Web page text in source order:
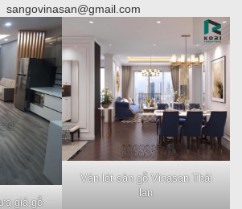
sangovinasan@gmail.com
giả gỗ
Ván lót sàn gỗ Vinasan Thái
lan